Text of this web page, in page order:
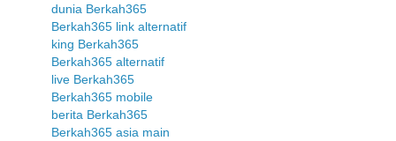
dunia Berkah365
Berkah365 link alternatif
king Berkah365
Berkah365 alternatif
live Berkah365
Berkah365 mobile
berita Berkah365
Berkah365 asia main